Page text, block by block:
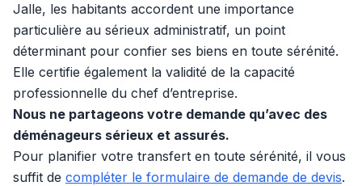
Jalle, les habitants accordent une importance
particulière au sérieux administratif, un point
déterminant pour confier ses biens en toute sérénité.
Elle certifie également la validité de la capacité
professionnelle du chef d’entreprise.
Nous ne partageons votre demande qu’avec des
déménageurs sérieux et assurés.
Pour planifier votre transfert en toute sérénité, il vous
suffit de compléter le formulaire de demande de devis.